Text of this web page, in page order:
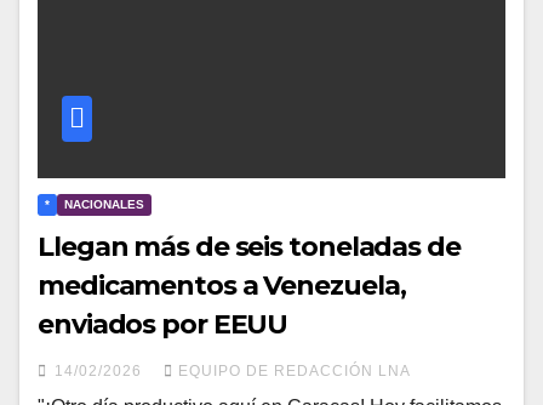
* NACIONALES
Llegan más de seis toneladas de
medicamentos a Venezuela,
enviados por EEUU
14/02/2026 EQUIPO DE REDACCIÓN LNA